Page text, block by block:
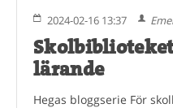
2024-02-16 13:37
lärande
Hegas bloggserie För